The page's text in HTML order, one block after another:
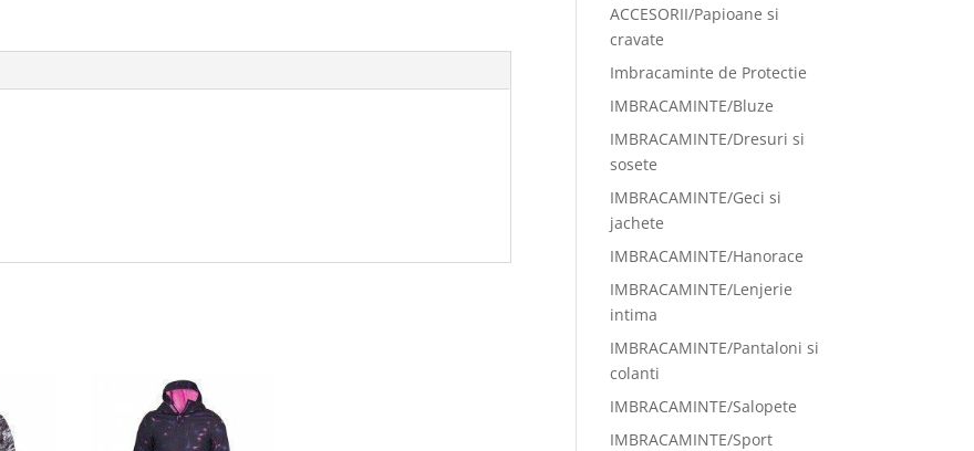
ACCESORII/Papioane si
cravate
Imbracaminte de Protectie
IMBRACAMINTE/Bluze
IMBRACAMINTE/Dresuri si
sosete
IMBRACAMINTE/Geci si
jachete
IMBRACAMINTE/Hanorace
IMBRACAMINTE/Lenjerie
intima
IMBRACAMINTE/Pantaloni si
colanti
IMBRACAMINTE/Salopete
IMBRACAMINTE/Sport